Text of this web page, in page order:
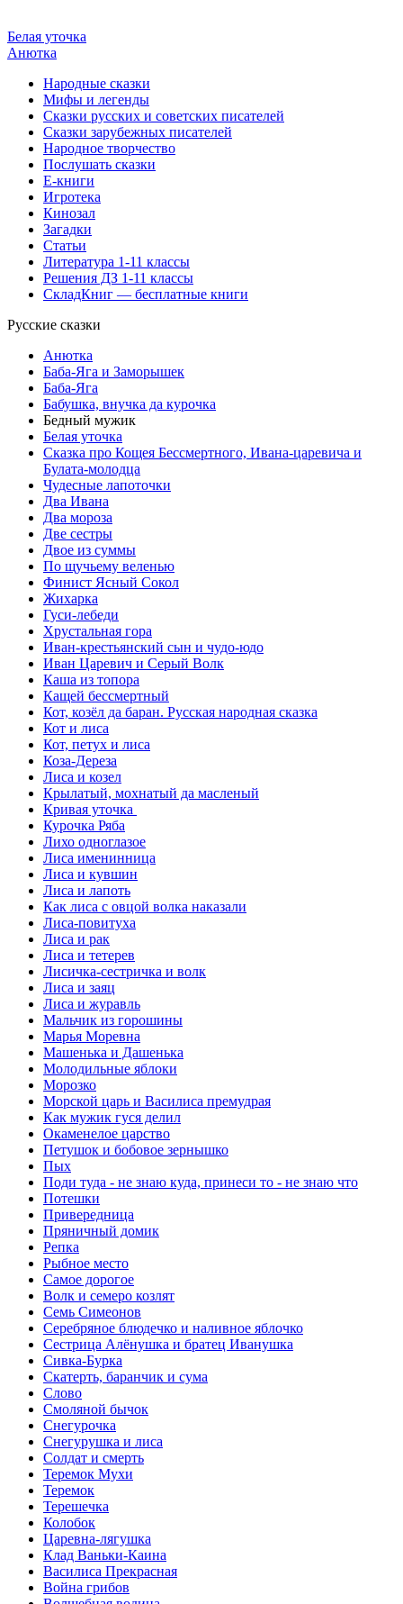
Белая уточка
Анютка
Народные сказки
Мифы и легенды
Сказки русских и советских писателей
Сказки зарубежных писателей
Народное творчество
Послушать сказки
Е-книги
Игротека
Кинозал
Загадки
Статьи
Литература 1-11 классы
Решения ДЗ 1-11 классы
СкладКниг — бесплатные книги
Русские сказки
Анютка
Баба-Яга и Заморышек
Баба-Яга
Бабушка, внучка да курочка
Бедный мужик
Белая уточка
Сказка про Кощея Бессмертного, Ивана-царевича и
Булата-молодца
Чудесные лапоточки
Два Ивана
Два мороза
Две сестры
Двое из суммы
По щучьему веленью
Финист Ясный Сокол
Жихарка
Гуси-лебеди
Хрустальная гора
Иван-крестьянский сын и чудо-юдо
Иван Царевич и Серый Волк
Каша из топора
Кащей бессмертный
Кот, козёл да баран. Русская народная сказка
Кот и лиса
Кот, петух и лиса
Коза-Дереза
Лиса и козел
Крылатый, мохнатый да масленый
Кривая уточка
Курочка Ряба
Лихо одноглазое
Лиса именинница
Лиса и кувшин
Лиса и лапоть
Как лиса с овцой волка наказали
Лиса-повитуха
Лиса и рак
Лиса и тетерев
Лисичка-сестричка и волк
Лиса и заяц
Лиса и журавль
Мальчик из горошины
Марья Моревна
Машенька и Дашенька
Молодильные яблоки
Морозко
Морской царь и Василиса премудрая
Как мужик гуся делил
Окаменелое царство
Петушок и бобовое зернышко
Пых
Поди туда - не знаю куда, принеси то - не знаю что
Потешки
Привередница
Пряничный домик
Репка
Рыбное место
Самое дорогое
Волк и семеро козлят
Семь Симеонов
Серебряное блюдечко и наливное яблочко
Сестрица Алёнушка и братец Иванушка
Сивка-Бурка
Скатерть, баранчик и сума
Слово
Смоляной бычок
Снегурочка
Снегурушка и лиса
Солдат и смерть
Теремок Мухи
Теремок
Терешечка
Колобок
Царевна-лягушка
Клад Ваньки-Каина
Василиса Прекрасная
Война грибов